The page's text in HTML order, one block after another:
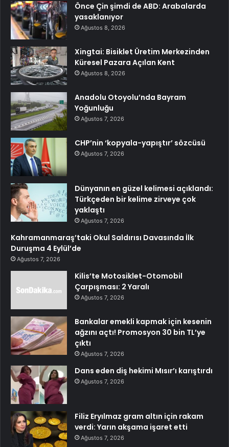
Önce Çin şimdi de ABD: Arabalarda
yasaklanıyor
Ağustos 8, 2026
Xingtai: Bisiklet Üretim Merkezinden
Küresel Pazara Açılan Kent
Ağustos 8, 2026
Anadolu Otoyolu’nda Bayram
Yoğunluğu
Ağustos 7, 2026
CHP’nin ‘kopyala-yapıştır’ sözcüsü
Ağustos 7, 2026
Dünyanın en güzel kelimesi açıklandı:
Türkçeden bir kelime zirveye çok
yaklaştı
Ağustos 7, 2026
Kahramanmaraş’taki Okul Saldırısı Davasında İlk
Duruşma 4 Eylül’de
Ağustos 7, 2026
Kilis’te Motosiklet-Otomobil
Çarpışması: 2 Yaralı
Ağustos 7, 2026
Bankalar emekli kapmak için kesenin
ağzını açtı! Promosyon 30 bin TL’ye
çıktı
Ağustos 7, 2026
Dans eden diş hekimi Mısır’ı karıştırdı
Ağustos 7, 2026
Filiz Eryılmaz gram altın için rakam
verdi: Yarın akşama işaret etti
Ağustos 7, 2026